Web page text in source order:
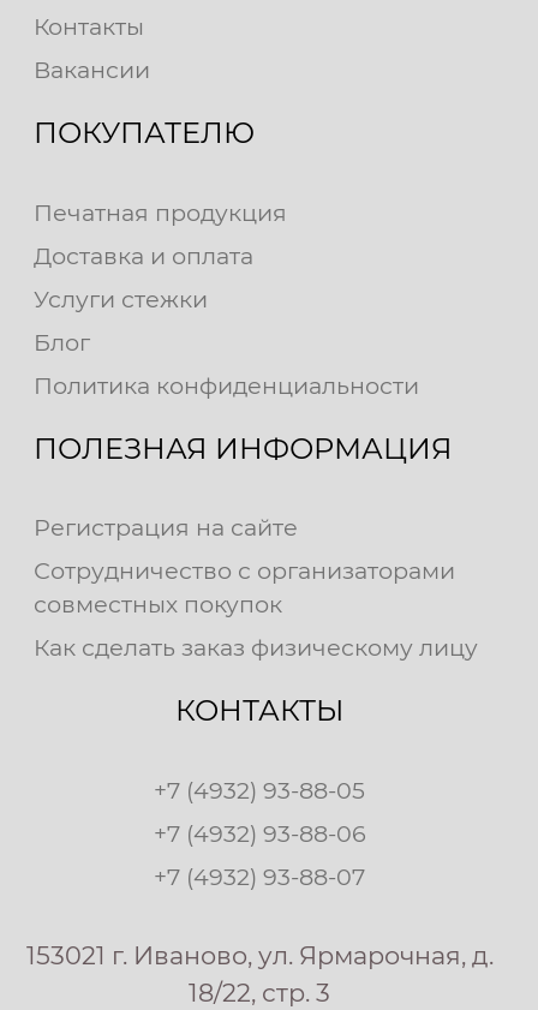
Контакты
Вакансии
ПОКУПАТЕЛЮ
Печатная продукция
Доставка и оплата
Услуги стежки
Блог
Политика конфиденциальности
ПОЛЕЗНАЯ ИНФОРМАЦИЯ
Регистрация на сайте
Сотрудничество с организаторами
совместных покупок
Как сделать заказ физическому лицу
КОНТАКТЫ
+7 (4932) 93-88-05
+7 (4932) 93-88-06
+7 (4932) 93-88-07
153021 г. Иваново, ул. Ярмарочная, д.
18/22, стр. 3